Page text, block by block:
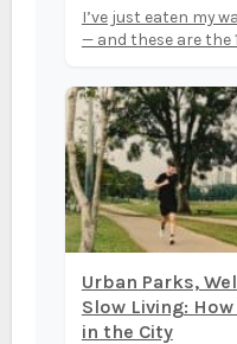
I’ve just eaten my
— and these are the
Urban Parks, Wellness Centres and
Slow Living:
in the City